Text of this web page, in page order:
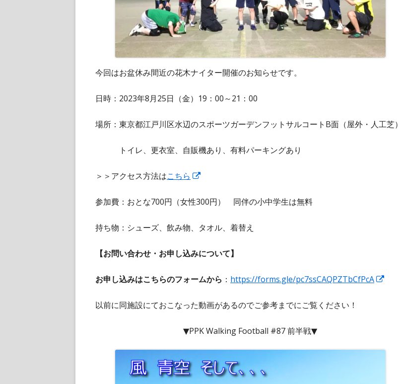
今回はお盆休み間近の花木ナイター開催のお知らせです。
日時：2023年8月25日（金）19：00～21：00
場所：東京都江戸川区水辺のスポーツガーデンフットサルコートB面（屋外・人工芝）
トイレ、更衣室、自販機あり、有料パーキングあり
＞＞アクセス方法はこちら
い
ィ
ド
で
開
ま
参加費：おとな700円（女性300円） 同伴の小中学生は無料
持ち物：シューズ、飲み物、タオル、着替え
【お問い合わせ・お申し込みについて】
お申し込みはこちらのフォームから ： https://forms.gle/pc7ssCAQPZTbCfPcA
ン
以前に同施設にておこなった動画があるのでご参考までにご覧ください！
▼PPK Walking Football #87 前半戦▼